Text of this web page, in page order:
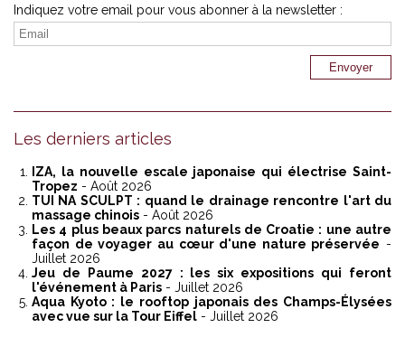
Indiquez votre email pour vous abonner à la newsletter :
Les derniers articles
IZA, la nouvelle escale japonaise qui électrise Saint-
Tropez - Août 2026
TUI NA SCULPT : quand le drainage rencontre l'art du
massage chinois - Août 2026
Les 4 plus beaux parcs naturels de Croatie : une autre
façon de voyager au cœur d'une nature préservée -
Juillet 2026
Jeu de Paume 2027 : les six expositions qui feront
l'événement à Paris - Juillet 2026
Aqua Kyoto : le rooftop japonais des Champs-Élysées
avec vue sur la Tour Eiffel - Juillet 2026